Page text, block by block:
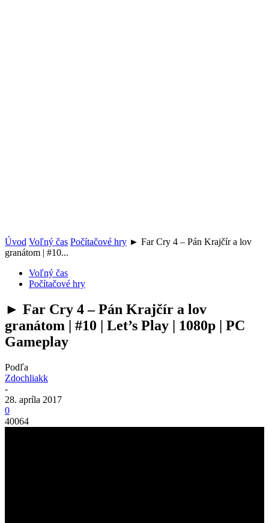
Úvod Voľný čas Počítačové hry ► Far Cry 4 – Pán Krajčír a lov
granátom | #10...
Voľný čas
Počítačové hry
► Far Cry 4 – Pán Krajčír a lov
granátom | #10 | Let’s Play | 1080p | PC
Gameplay
Podľa
Zdochliakk
-
28. apríla 2017
0
40064